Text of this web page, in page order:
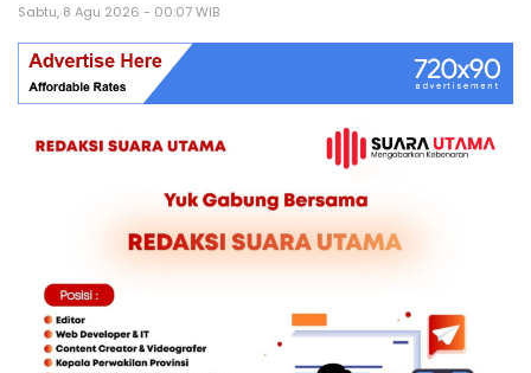
Sabtu, 8 Agu 2026 - 00:07 WIB